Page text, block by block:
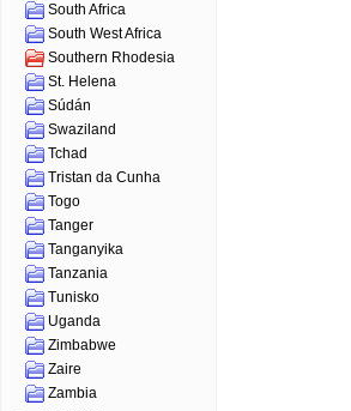
South Africa
South West Africa
Southern Rhodesia
St. Helena
Súdán
Swaziland
Tchad
Tristan da Cunha
Togo
Tanger
Tanganyika
Tanzania
Tunisko
Uganda
Zimbabwe
Zaire
Zambia